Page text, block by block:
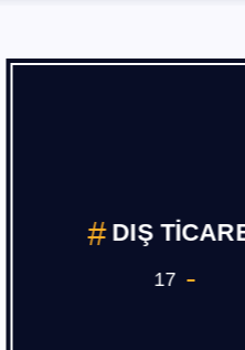
DIŞ TİCARET